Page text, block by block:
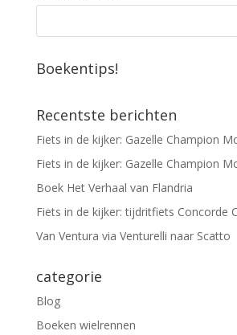
Boekentips!
Recentste berichten
Fiets in de kijker: Gazelle Champion
Fiets in de kijker: Gazelle Champion
Boek Het Verhaal van Flandria
Fiets in de kijker: tijdritfiets Concorde
Van Ventura via Venturelli naar Scatto
categorie
Blog
Boeken wielrennen